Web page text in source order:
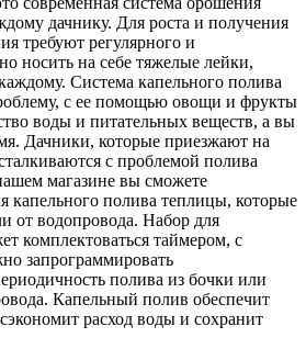
дачнику. Для роста и получения
требуют регулярного и
носить на себе тяжелые лейки,
Система капельного полива
с ее помощью овощи и фрукты
воды и питательных веществ, а вы
Дачники, которые приезжают на
с проблемой полива
магазине вы сможете
капельного полива теплицы, которые
от водопровода. Набор для
комплектоваться таймером, с
запрограммировать
полива из бочки или
Капельный полив обеспечит
расход воды и сохранит